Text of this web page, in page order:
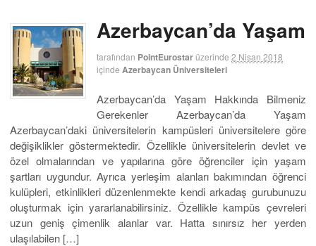
Azerbaycan’da Yaşam
tarafından PointEurostarüzerinde 2 Nisan 2018
içinde Azerbaycan Üniversiteleri
Azerbaycan’da Yaşam Hakkında Bilmeniz
Gerekenler Azerbaycan’da Yaşam
Azerbaycan’daki üniversitelerin kampüsleri üniversitelere göre
değişiklikler göstermektedir. Özellikle üniversitelerin devlet ve
özel olmalarından ve yapılarına göre öğrenciler için yaşam
şartları uygundur. Ayrıca yerleşim alanları bakımından öğrenci
kulüpleri, etkinlikleri düzenlenmekte kendi arkadaş gurubunuzu
oluşturmak için yararlanabilirsiniz. Özellikle kampüs çevreleri
uzun geniş çimenlik alanlar var. Hatta sınırsız her yerden
ulaşılabilen […]